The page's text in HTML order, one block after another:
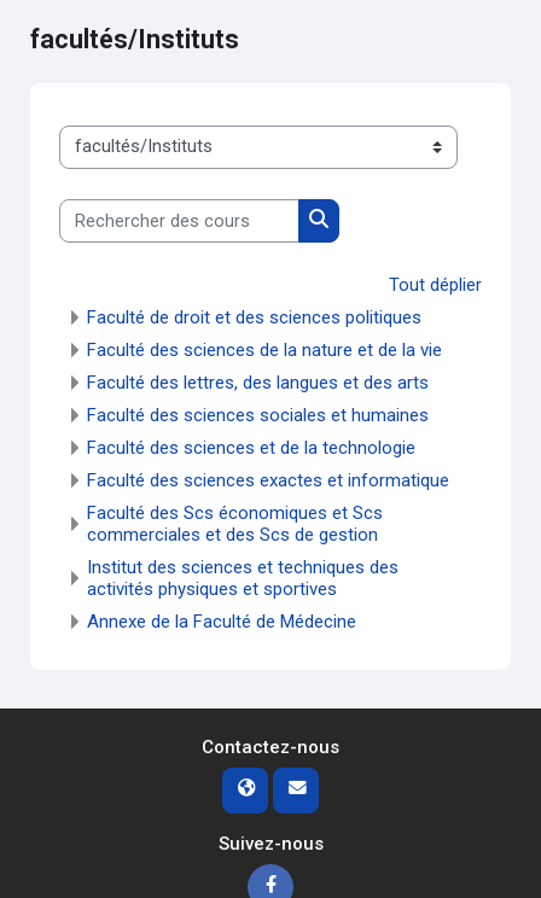
facultés/Instituts
Catégories de cours
Rechercher des cours
Rechercher des cours
Tout déplier
Faculté de droit et des sciences politiques
Faculté des sciences de la nature et de la vie
Faculté des lettres, des langues et des arts
Faculté des sciences sociales et humaines
Faculté des sciences et de la technologie
Faculté des sciences exactes et informatique
Faculté des Scs économiques et Scs
commerciales et des Scs de gestion
Institut des sciences et techniques des
activités physiques et sportives
Annexe de la Faculté de Médecine
Contactez-nous
Suivez-nous